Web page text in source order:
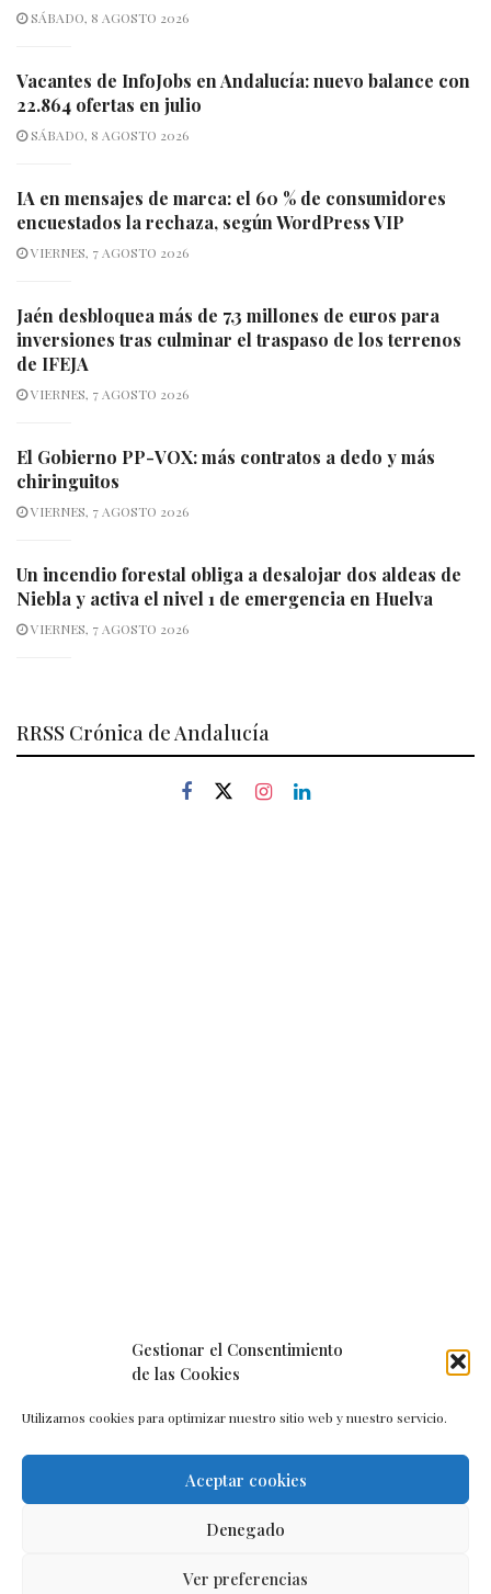
Gestionar el Consentimiento
de las Cookies
Utilizamos cookies para optimizar nuestro sitio web y nuestro servicio.
Aceptar cookies
Denegado
Ver preferencias
SÁBADO, 8 AGOSTO 2026
Vacantes de InfoJobs en Andalucía: nuevo balance con
22.864 ofertas en julio
SÁBADO, 8 AGOSTO 2026
IA en mensajes de marca: el 60 % de consumidores
encuestados la rechaza, según WordPress VIP
VIERNES, 7 AGOSTO 2026
Jaén desbloquea más de 7,3 millones de euros para
inversiones tras culminar el traspaso de los terrenos
de IFEJA
VIERNES, 7 AGOSTO 2026
El Gobierno PP-VOX: más contratos a dedo y más
chiringuitos
VIERNES, 7 AGOSTO 2026
Un incendio forestal obliga a desalojar dos aldeas de
Niebla y activa el nivel 1 de emergencia en Huelva
VIERNES, 7 AGOSTO 2026
RRSS Crónica de Andalucía
Política de cookies